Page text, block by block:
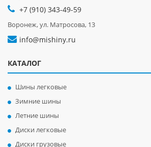
+7 (910) 343-49-59
Воронеж, ул. Матросова, 13
info@mishiny.ru
КАТАЛОГ
Шины легковые
Зимние шины
Летние шины
Диски легковые
Диски грузовые